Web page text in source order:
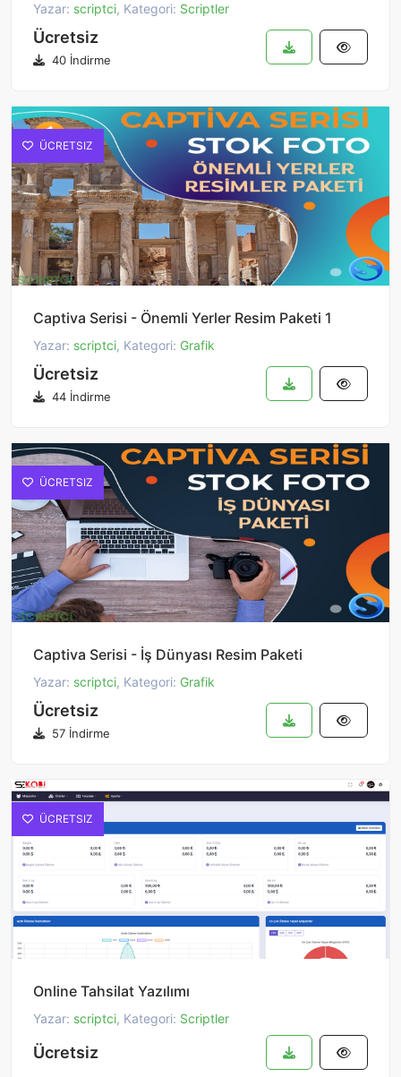
Yazar: scriptci, Kategori: Scriptler
Ücretsiz
40 İndirme
ÜCRETSIZ
Captiva Serisi - Önemli Yerler Resim Paketi 1
Yazar: scriptci, Kategori: Grafik
Ücretsiz
44 İndirme
ÜCRETSIZ
Captiva Serisi - İş Dünyası Resim Paketi
Yazar: scriptci, Kategori: Grafik
Ücretsiz
57 İndirme
ÜCRETSIZ
Online Tahsilat Yazılımı
Yazar: scriptci, Kategori: Scriptler
Ücretsiz